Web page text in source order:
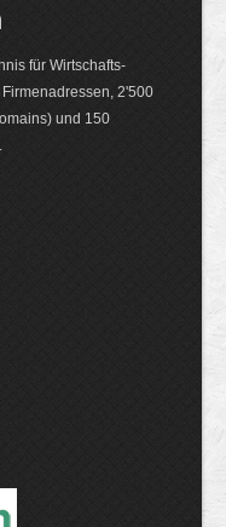
für Wirt­schafts-
2'500
und 150